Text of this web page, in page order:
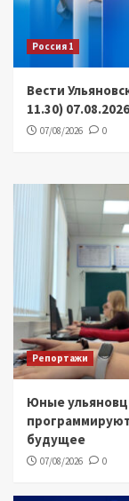
Россия 1
Вести
11.30) 07.08.2026
07/08/2026 0
Репортажи
Юные
будущее
07/08/2026 0